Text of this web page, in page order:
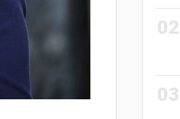
02
03